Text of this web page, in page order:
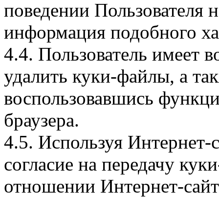
поведении Пользователя
информация подобного
4.4. Пользователь имеет
удалить куки-файлы, а
воспользовавшись
браузера.
4.5. Используя Интернет-
согласие на передачу
отношении Интернет-